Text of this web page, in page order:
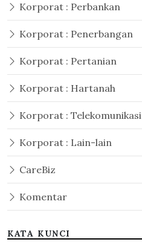
Korporat : Perbankan
Korporat : Penerbangan
Korporat : Pertanian
Korporat : Hartanah
Korporat : Telekomunikasi
Korporat : Lain-lain
CareBiz
Komentar
KATA KUNCI